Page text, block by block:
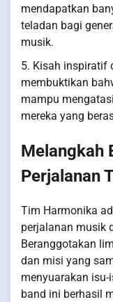
mendapatkan
teladan bagi
musik.
5. Kisah inspiratif
membuktikan
mampu
mereka yang
Melangkah
Perjalanan
Tim Harmonika
perjalanan musik
Beranggotakan
dan misi yang
menyuarakan
band ini berhasil